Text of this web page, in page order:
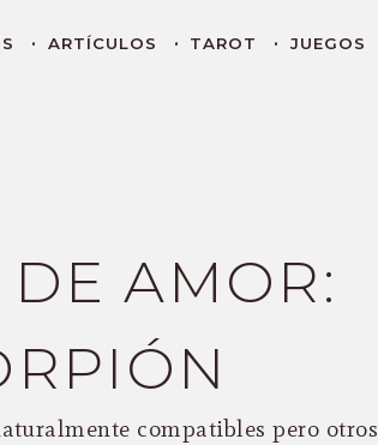
ARTÍCULOS TAROT JUEGOS
AMOR:
compatibles pero otros